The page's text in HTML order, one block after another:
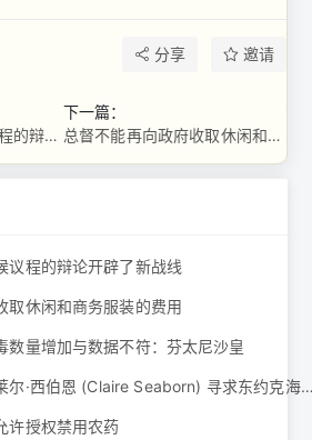
分享 邀请
法律挑战为卡尼气候议程的辩论开辟了新战线
下一篇：
总督不能再向政府收取休闲和商务服装的费用
议程的辩论开辟了新战线
取休闲和商务服装的费用
数量增加与数据不符：芬太尼沙皇
律师、前幕僚长克莱尔·西伯恩 (Claire Seaborn)
许授权禁用农药